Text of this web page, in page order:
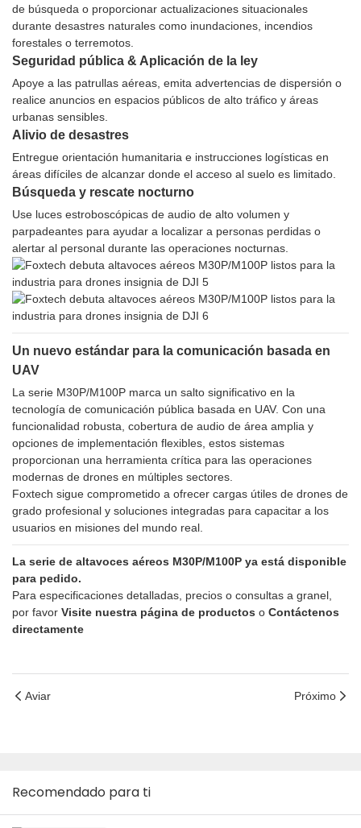
de búsqueda o proporcionar actualizaciones situacionales
durante desastres naturales como inundaciones, incendios
forestales o terremotos.
Seguridad pública & Aplicación de la ley
Apoye a las patrullas aéreas, emita advertencias de dispersión o
realice anuncios en espacios públicos de alto tráfico y áreas
urbanas sensibles.
Alivio de desastres
Entregue orientación humanitaria e instrucciones logísticas en
áreas difíciles de alcanzar donde el acceso al suelo es limitado.
Búsqueda y rescate nocturno
Use luces estroboscópicas de audio de alto volumen y
parpadeantes para ayudar a localizar a personas perdidas o
alertar al personal durante las operaciones nocturnas.
Un nuevo estándar para la comunicación basada en
UAV
La serie M30P/M100P marca un salto significativo en la
tecnología de comunicación pública basada en UAV. Con una
funcionalidad robusta, cobertura de audio de área amplia y
opciones de implementación flexibles, estos sistemas
proporcionan una herramienta crítica para las operaciones
modernas de drones en múltiples sectores.
Foxtech sigue comprometido a ofrecer cargas útiles de drones de
grado profesional y soluciones integradas para capacitar a los
usuarios en misiones del mundo real.
La serie de altavoces aéreos M30P/M100P ya está disponible
para pedido.
Para especificaciones detalladas, precios o consultas a granel,
por favor Visite nuestra página de productos o Contáctenos
directamente
Aviar Próximo
Recomendado para ti